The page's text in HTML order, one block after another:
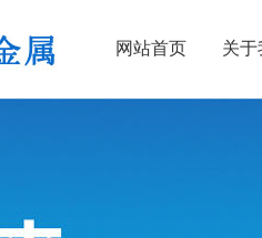
网站首页 关于